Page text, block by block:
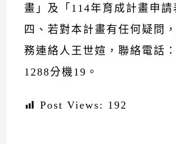
畫」及「114年育成計畫申請
四、若對本計畫有任何疑問
務連絡人王世媗，聯絡電話
1288分機19。
Post Views: 192